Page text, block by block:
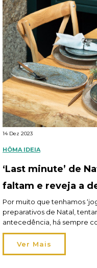
14 Dez 2023
HÔMA IDEIA
‘Last minute’ de
faltam e reveja a
Por muito que tenhamos
preparativos de Natal,
antecedência, há sempre
confrontar-nos ou detalhes
nomeadamente a nível de
alguns dias para acomodar
Ver Mais